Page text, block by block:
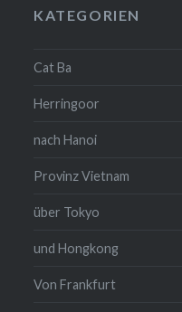
KATEGORIEN
Cat Ba
Herringoor
nach Hanoi
Provinz Vietnam
über Tokyo
und Hongkong
Von Frankfurt